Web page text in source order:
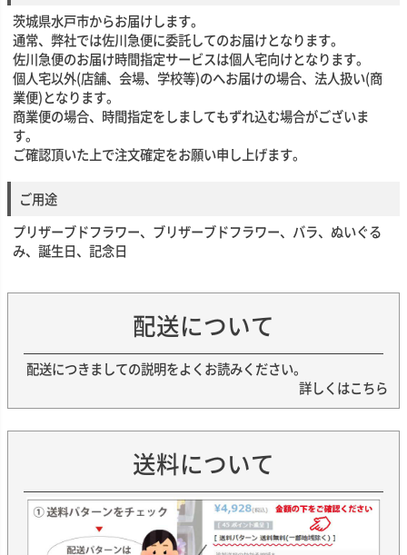
茨城県水戸市からお届けします。
通常、弊社では佐川急便に委託してのお届けとなります。
佐川急便のお届け時間指定サービスは個人宅向けとなります。
個人宅以外(店舗、会場、学校等)のへお届けの場合、法人扱い(商
業便)となります。
商業便の場合、時間指定をしましてもずれ込む場合がございま
す。
ご確認頂いた上で注文確定をお願い申し上げます。
ご用途
プリザーブドフラワー、ブリザーブドフラワー、バラ、ぬいぐる
み、誕生日、記念日
配送について
配送につきましての説明をよくお読みください。
詳しくはこちら
送料について